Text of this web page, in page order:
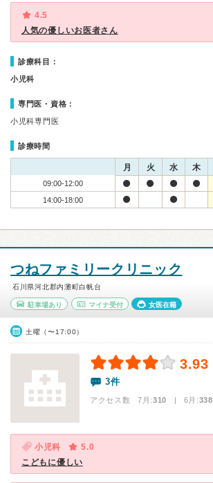
4.5
人気の優しいお医者さん
診療科目：
小児科
専門医・資格：
小児科専門医
診療時間
月 火 水 木
09:00-12:00
14:00-18:00
つねファミリークリニック
石川県河北郡内灘町白帆台
駐車場あり マイナ受付 女医在籍
土曜（〜17:00）
3.93
3件
アクセス数 7月:310 | 6月:338
小児科
5.0
こどもに優しい